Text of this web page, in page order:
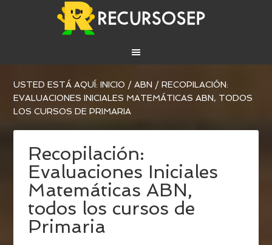
USTED ESTÁ AQUÍ:INICIO / ABN / RECOPILACIÓN:
EVALUACIONES INICIALES MATEMÁTICAS ABN, TODOS
LOS CURSOS DE PRIMARIA
Recopilación:
Evaluaciones Iniciales
Matemáticas ABN,
todos los cursos de
Primaria